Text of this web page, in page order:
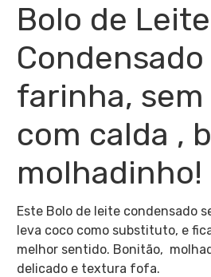
Bolo de Leite
Condensado
farinha,
com calda ,
molhadinho!
Este Bolo de leite condensado
leva coco como substituto, e
melhor sentido. Bonitão,
delicado e textura fofa.